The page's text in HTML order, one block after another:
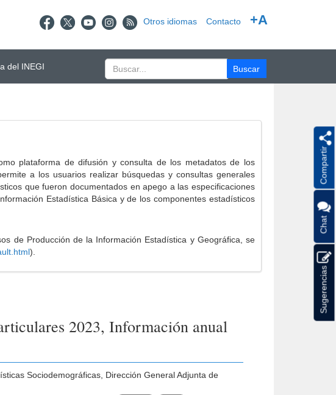
Otros idiomas Contacto +A
del INEGI
plataforma de difusión y consulta de los metadatos de los
a los usuarios realizar búsquedas y consultas generales
que fueron documentados en apego a las especificaciones
Estadística Básica y de los componentes estadísticos
de Producción de la Información Estadística y Geográfica, se
).
2023, Información anual
Sociodemográficas, Dirección General Adjunta de
Compartir
Chat
Sugerencias